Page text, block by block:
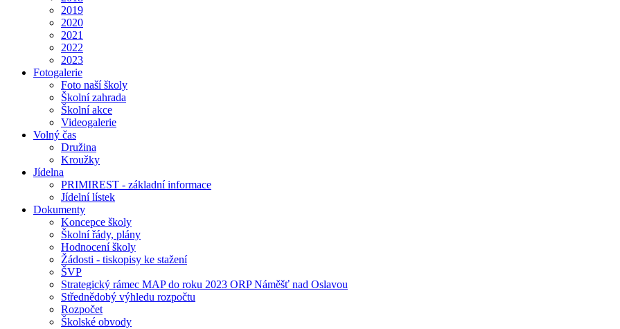
2019
2020
2021
2022
2023
Fotogalerie
Foto naší školy
Školní zahrada
Školní akce
Videogalerie
Volný čas
Družina
Kroužky
Jídelna
PRIMIREST - základní informace
Jídelní lístek
Dokumenty
Koncepce školy
Školní řády, plány
Hodnocení školy
Žádosti - tiskopisy ke stažení
ŠVP
Strategický rámec MAP do roku 2023 ORP Náměšť nad Oslavou
Střednědobý výhledu rozpočtu
Rozpočet
Školské obvody